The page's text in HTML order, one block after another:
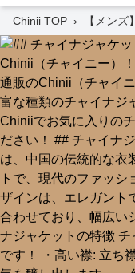
Chinii TOP › 【メン